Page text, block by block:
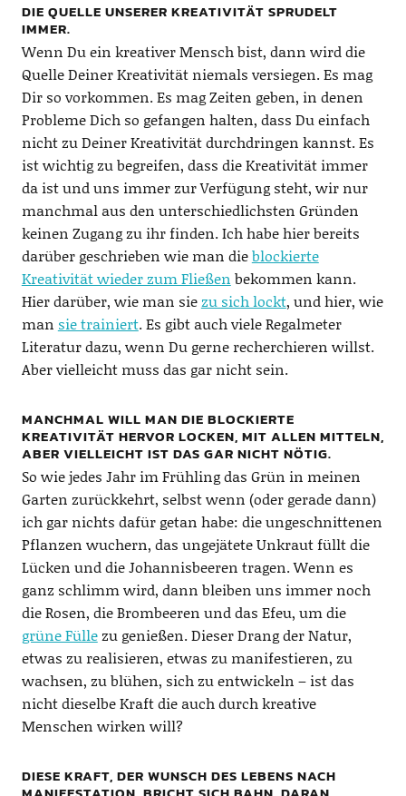
DIE QUELLE UNSERER KREATIVITÄT SPRUDELT
IMMER.
Wenn Du ein kreativer Mensch bist, dann wird die
Quelle Deiner Kreativität niemals versiegen. Es mag
Dir so vorkommen. Es mag Zeiten geben, in denen
Probleme Dich so gefangen halten, dass Du einfach
nicht zu Deiner Kreativität durchdringen kannst. Es
ist wichtig zu begreifen, dass die Kreativität immer
da ist und uns immer zur Verfügung steht, wir nur
manchmal aus den unterschiedlichsten Gründen
keinen Zugang zu ihr finden. Ich habe hier bereits
darüber geschrieben wie man dieblockierte
Kreativität wieder zum Fließen bekommen kann.
Hier darüber, wie man siezu sich lockt, und hier, wie
man sie trainiert. Es gibt auch viele Regalmeter
Literatur dazu, wenn Du gerne recherchieren willst.
Aber vielleicht muss das gar nicht sein.
MANCHMAL WILL MAN DIE BLOCKIERTE
KREATIVITÄT HERVOR LOCKEN, MIT ALLEN MITTELN,
ABER VIELLEICHT IST DAS GAR NICHT NÖTIG.
So wie jedes Jahr im Frühling das Grün in meinen
Garten zurückkehrt, selbst wenn (oder gerade dann)
ich gar nichts dafür getan habe: die ungeschnittenen
Pflanzen wuchern, das ungejätete Unkraut füllt die
Lücken und die Johannisbeeren tragen. Wenn es
ganz schlimm wird, dann bleiben uns immer noch
die Rosen, die Brombeeren und das Efeu, um die
grüne Füllezu genießen. Dieser Drang der Natur,
etwas zu realisieren, etwas zu manifestieren, zu
wachsen, zu blühen, sich zu entwickeln – ist das
nicht dieselbe Kraft die auch durch kreative
Menschen wirken will?
DIESE KRAFT, DER WUNSCH DES LEBENS NACH